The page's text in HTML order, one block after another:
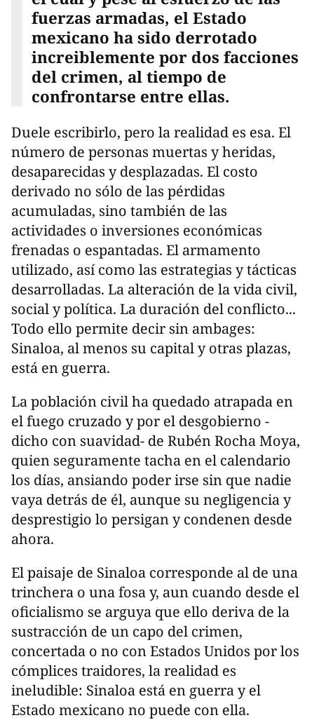
fuerzas armadas, el Estado
mexicano ha sido derrotado
increiblemente por dos facciones
del crimen, al tiempo de
confrontarse entre ellas.
Duele escribirlo, pero la realidad es esa. El
número de personas muertas y heridas,
desaparecidas y desplazadas. El costo
derivado no sólo de las pérdidas
acumuladas, sino también de las
actividades o inversiones económicas
frenadas o espantadas. El armamento
utilizado, así como las estrategias y tácticas
desarrolladas. La alteración de la vida civil,
social y política. La duración del conflicto...
Todo ello permite decir sin ambages:
Sinaloa, al menos su capital y otras plazas,
está en guerra.
La población civil ha quedado atrapada en
el fuego cruzado y por el desgobierno -
dicho con suavidad- de Rubén Rocha Moya,
quien seguramente tacha en el calendario
los días, ansiando poder irse sin que nadie
vaya detrás de él, aunque su negligencia y
desprestigio lo persigan y condenen desde
ahora.
El paisaje de Sinaloa corresponde al de una
trinchera o una fosa y, aun cuando desde el
oficialismo se arguya que ello deriva de la
sustracción de un capo del crimen,
concertada o no con Estados Unidos por los
cómplices traidores, la realidad es
ineludible: Sinaloa está en guerra y el
Estado mexicano no puede con ella.